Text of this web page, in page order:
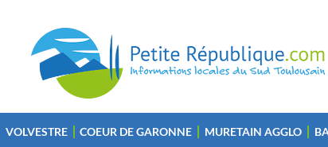
VOLVESTRE COEUR DE GARONNE MURETAIN AGGLO